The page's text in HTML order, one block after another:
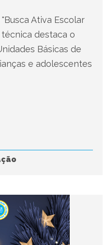
Ativa Escolar
técnica destaca o
Básicas de
e adolescentes